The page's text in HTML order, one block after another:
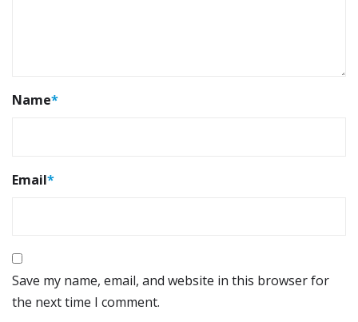
Name*
Email*
Save my name, email, and website in this browser for
the next time I comment.